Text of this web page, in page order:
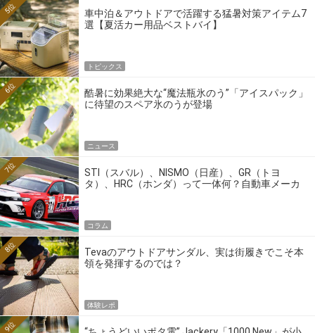
車中泊＆アウトドアで活躍する猛暑対策アイテム7
選【夏活カー用品ベストバイ】
5位
トピックス
酷暑に効果絶大な“魔法瓶氷のう”「アイスパック」
に待望のスペア氷のうが登場
6位
ニュース
STI（スバル）、NISMO（日産）、GR（トヨ
タ）、HRC（ホンダ）って一体何？自動車メーカ
7位
コラム
Tevaのアウトドアサンダル、実は街履きでこそ本
領を発揮するのでは？
8位
体験レポ
9位